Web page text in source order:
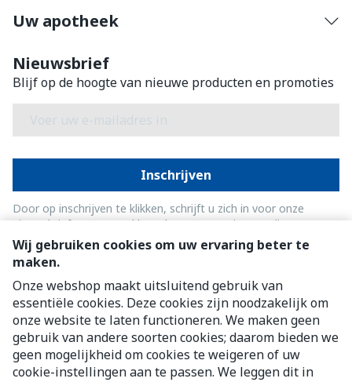
Wij gebruiken cookies om uw ervaring beter te
maken.
Onze webshop maakt uitsluitend gebruik van
essentiële cookies. Deze cookies zijn noodzakelijk om
onze website te laten functioneren. We maken geen
gebruik van andere soorten cookies; daarom bieden we
geen mogelijkheid om cookies te weigeren of uw
cookie-instellingen aan te passen. We leggen dit in
Uw apotheek
Nieuwsbrief
Blijf op de hoogte van nieuwe producten en promoties
Inschrijven
Door op inschrijven te klikken, schrijft u zich in voor onze
nieuwsbrief en gaat u akkoord met onzeprivacy policy.